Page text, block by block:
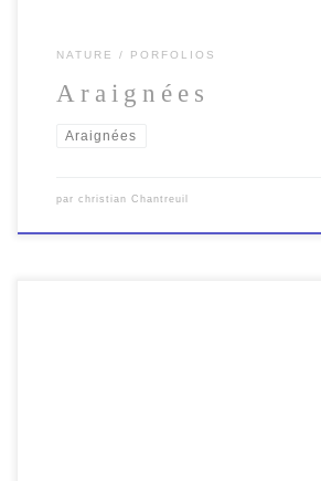
NATURE PORFOLIOS
Araignées
Araignées
par christian Chantreuil